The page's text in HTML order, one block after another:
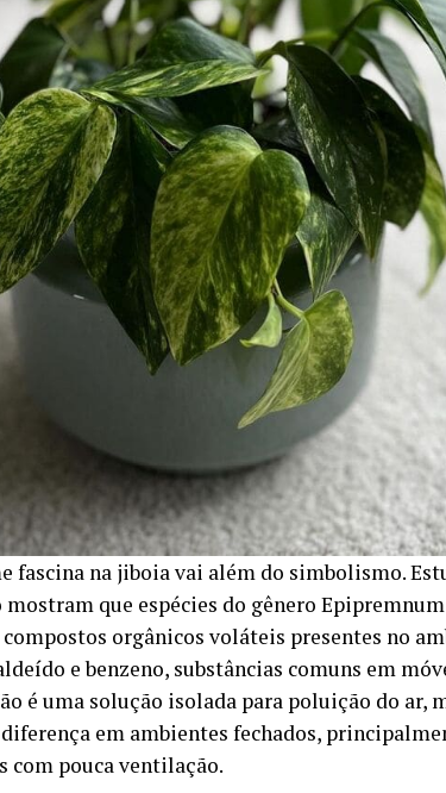
fascina na jiboia vai além do simbolismo.
que espécies do gênero
compostos orgânicos voláteis presentes no
e benzeno, substâncias comuns em
é uma solução isolada para poluição do ar,
em ambientes fechados,
com pouca ventilação.